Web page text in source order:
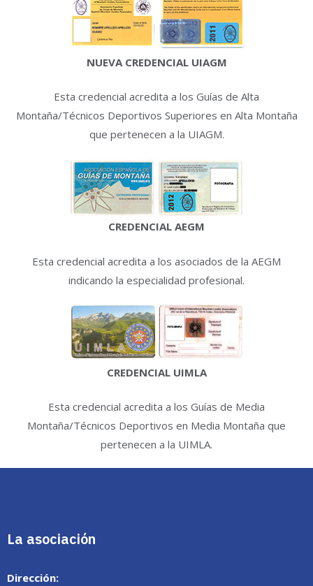
NUEVA CREDENCIAL UIAGM
Esta credencial acredita a los Guías de Alta
Montaña/Técnicos Deportivos Superiores en Alta Montaña
que pertenecen a la UIAGM.
CREDENCIAL AEGM
Esta credencial acredita a los asociados de la AEGM
indicando la especialidad profesional.
CREDENCIAL UIMLA
Esta credencial acredita a los Guías de Media
Montaña/Técnicos Deportivos en Media Montaña que
pertenecen a la UIMLA.
La asociación
Dirección: